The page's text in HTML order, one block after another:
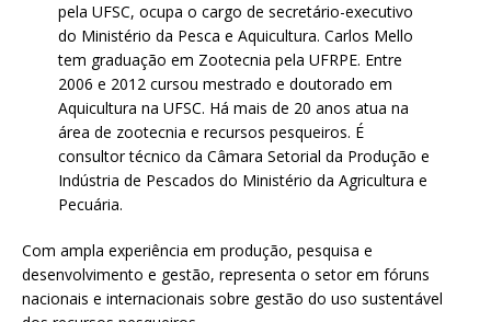
pela UFSC, ocupa o cargo de secretário-executivo
do Ministério da Pesca e Aquicultura. Carlos Mello
tem graduação em Zootecnia pela UFRPE. Entre
2006 e 2012 cursou mestrado e doutorado em
Aquicultura na UFSC. Há mais de 20 anos atua na
área de zootecnia e recursos pesqueiros. É
consultor técnico da Câmara Setorial da Produção e
Indústria de Pescados do Ministério da Agricultura e
Pecuária.
Com ampla experiência em produção, pesquisa e
desenvolvimento e gestão, representa o setor em fóruns
nacionais e internacionais sobre gestão do uso sustentável